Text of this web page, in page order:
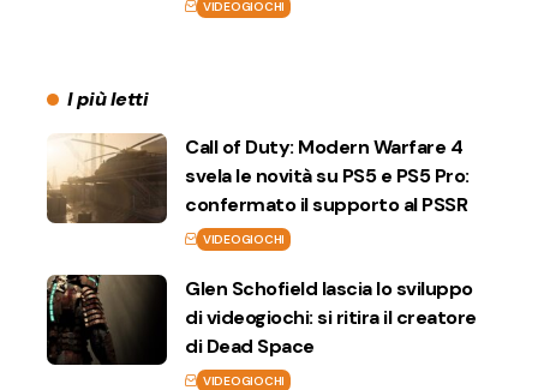
VIDEOGIOCHI
I più letti
Call of Duty: Modern Warfare 4
svela le novità su PS5 e PS5 Pro:
confermato il supporto al PSSR
VIDEOGIOCHI
Glen Schofield lascia lo sviluppo
di videogiochi: si ritira il creatore
di Dead Space
VIDEOGIOCHI